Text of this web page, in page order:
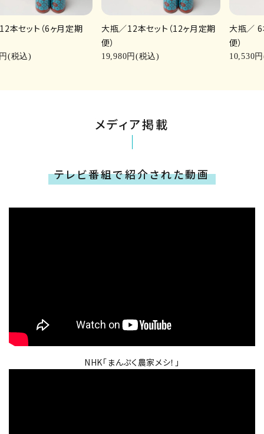
本セット（6ヶ月定期
(税込)
大瓶／12本セット（12ヶ月定期
便）
19,980円(税込)
大瓶／ 6
便）
10,530
メディア掲載
テレビ番組で紹介された動画
NHK「まんぷく農家メシ！」